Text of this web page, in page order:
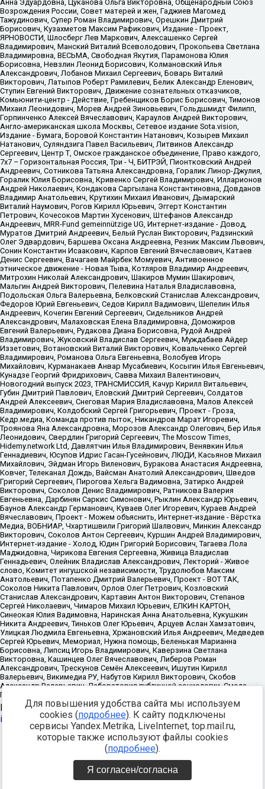
Источник:https://minjust.gov.ru/uploaded/files/reestr-
inostrannyih-agentov-22-03-2024.pdfданные на22.03.2024
Разработка -
Для повышения удобства сайта мы используем
cookies (подробнее). К сайту подключены
сервисы Yandex.Metrika, LiveInternet, top.mail.ru,
которые также используют файлы cookies
(подробнее).
Я согласен/согласна